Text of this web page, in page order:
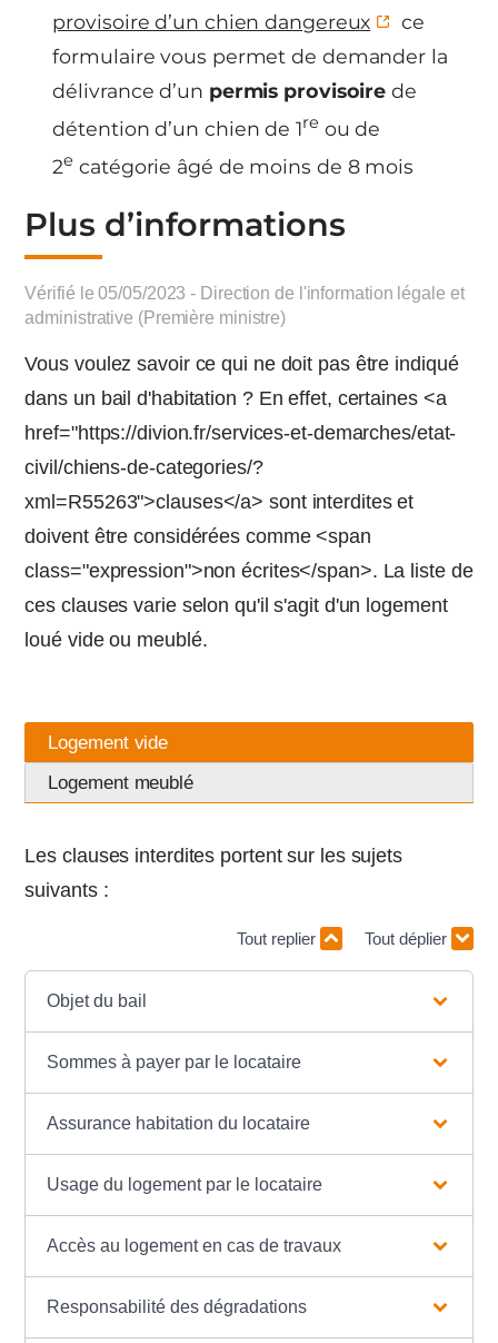
provisoire d’un chien dangereux
ce
formulaire vous permet de demander la
délivrance d’un permis provisoire de
détention d’un chien de 1re ou de
2e catégorie âgé de moins de 8 mois
Plus d’informations
Vérifié le 05/05/2023 - Direction de l'information légale et
administrative (Première ministre)
Vous voulez savoir ce qui ne doit pas être indiqué
dans un bail d'habitation ? En effet, certaines <a
href="https://divion.fr/services-et-demarches/etat-
civil/chiens-de-categories/?
xml=R55263">clauses</a> sont interdites et
doivent être considérées comme <span
class="expression">non écrites</span>. La liste de
ces clauses varie selon qu'il s'agit d'un logement
loué vide ou meublé.
Logement vide
Logement meublé
Les clauses interdites portent sur les sujets
suivants :
Tout replier Tout déplier
Objet du bail
Sommes à payer par le locataire
Assurance habitation du locataire
Usage du logement par le locataire
Accès au logement en cas de travaux
Responsabilité des dégradations